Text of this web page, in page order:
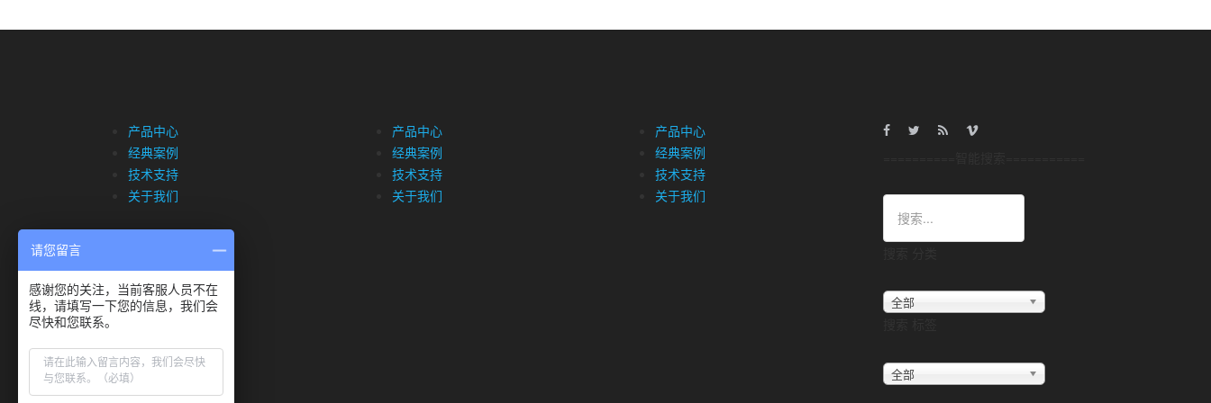
产品中心
经典案例
技术支持
关于我们
产品中心
经典案例
技术支持
关于我们
产品中心
经典案例
技术支持
关于我们
全部
全部
请您留言
感谢您的关注，当前客服人员不在
线，请填写一下您的信息，我们会
尽快和您联系。